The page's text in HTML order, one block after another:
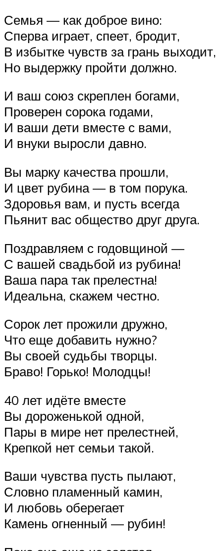
Семья — как доброе вино:
Сперва играет, спеет, бродит,
В избытке чувств за грань выходит,
Но выдержку пройти должно.
И ваш союз скреплен богами,
Проверен сорока годами,
И ваши дети вместе с вами,
И внуки выросли давно.
Вы марку качества прошли,
И цвет рубина — в том порука.
Здоровья вам, и пусть всегда
Пьянит вас общество друг друга.
Поздравляем с годовщиной —
С вашей свадьбой из рубина!
Ваша пара так прелестна!
Идеальна, скажем честно.
Сорок лет прожили дружно,
Что еще добавить нужно?
Вы своей судьбы творцы.
Браво! Горько! Молодцы!
40 лет идёте вместе
Вы дороженькой одной,
Пары в мире нет прелестней,
Крепкой нет семьи такой.
Ваши чувства пусть пылают,
Словно пламенный камин,
И любовь оберегает
Камень огненный — рубин!